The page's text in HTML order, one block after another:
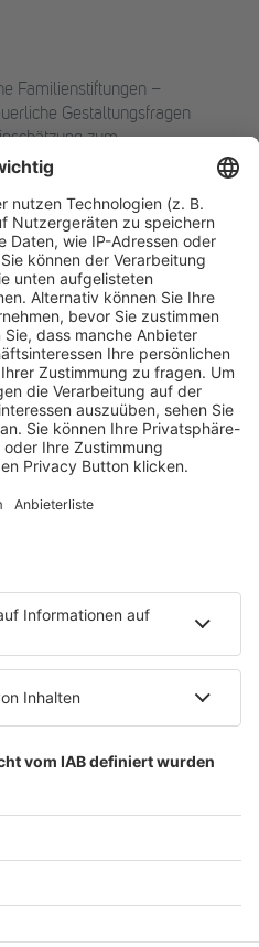
Familienstiftungen –
Gestaltungsfragen
zum
für eine Neufassung